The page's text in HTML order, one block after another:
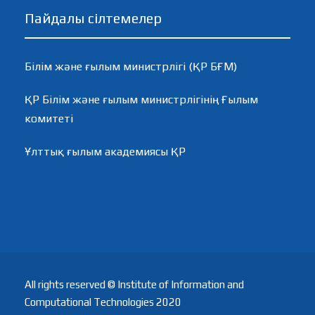
Пайдалы сілтемелер
Білім және ғылым министрлігі (ҚР БҒМ)
ҚР Білім және ғылым министрлігінің Ғылым
комитеті
Ұлттық ғылым академиясы ҚР
All rights reserved © Institute of Information and
Computational Technologies 2020